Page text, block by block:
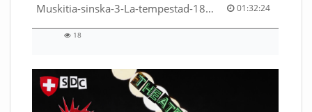
Muskitia-sinska-3-La-tempestad-18-9-2018-53530245080001791 01:32:24
01:32:24 duration
18